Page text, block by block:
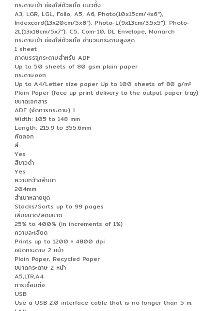
กระดาษเข้า ช่องใส่ด้วยมือ แนวตั้ง
A3, LGR, LGL, Folio, A5, A6, Photo(10x15cm/4x6"),
Indexcard(13x20cm/5x8"), Photo-L(9x13cm/3.5x5"), Photo-
2L(13x18cm/5x7"), C5, Com-10, DL Envelope, Monarch
กระดาษเข้า ช่องใส่ด้วยมือ จำนวนกระดาษสูงสุด
1 sheet
ถาดบรรจุกระดาษสำหรับ ADF
Up to 50 sheets of 80 gsm plain paper
กระดาษออก
Up to A4/Letter size paper Up to 100 sheets of 80 g/m²
Plain Paper (face up print delivery to the output paper tray)
ขนาดเอกสาร
ADF (จัดการกระดาษ) 1
Width: 105 to 148 mm
Length: 215.9 to 355.6mm
คัดลอก
สี
Yes
สีขาวดำ
Yes
ความกว้างสำเนา
204mm
สำเนาหลายชุด
Stacks/Sorts up to 99 pages
เพิ่มขนาด/ลดขนาด
25% to 400% (in increments of 1%)
ความละเอียด
Prints up to 1200 × 4800 dpi
ชนิดกระดาษ 2 หน้า
Plain Paper, Recycled Paper
ขนาดกระดาษ 2 หน้า
A5,LTR,A4
การเชื่อมต่อ
USB
Use a USB 2.0 interface cable that is no longer than 5 m.